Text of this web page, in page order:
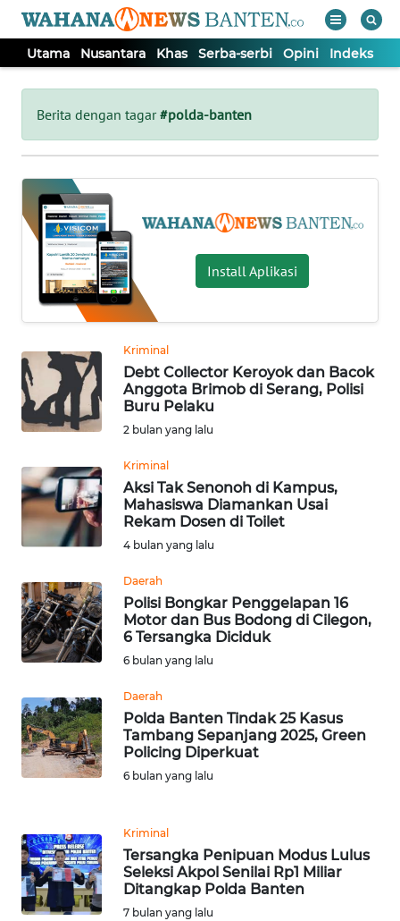
Utama Nusantara Khas Serba-serbi Opini Indeks
Berita dengan tagar#polda-banten
Install Aplikasi
Kriminal
Debt Collector Keroyok dan Bacok
Anggota Brimob di Serang, Polisi
Buru Pelaku
2 bulan yang lalu
Kriminal
Aksi Tak Senonoh di Kampus,
Mahasiswa Diamankan Usai
Rekam Dosen di Toilet
4 bulan yang lalu
Daerah
Polisi Bongkar Penggelapan 16
Motor dan Bus Bodong di Cilegon,
6 Tersangka Diciduk
6 bulan yang lalu
Daerah
Polda Banten Tindak 25 Kasus
Tambang Sepanjang 2025, Green
Policing Diperkuat
6 bulan yang lalu
Kriminal
Tersangka Penipuan Modus Lulus
Seleksi Akpol Senilai Rp1 Miliar
Ditangkap Polda Banten
7 bulan yang lalu
Tutup
UTAMA
NUSANTARA
KHAS
SERBA-
SERBI
OPINI
Informasi
INDEKS
BERITA
KONTAK
KAMI
INFO
IKLAN
TENTANG
PEDOMAN
MEDIA
SIBER
KARIR
DISCLAIMER